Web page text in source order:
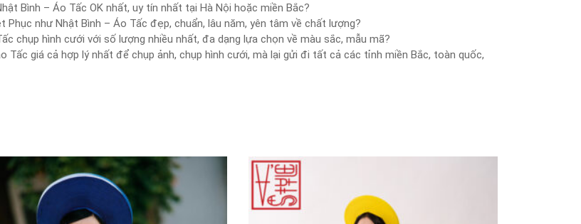
Bình – Áo Tấc OK nhất, uy tín nhất tại Hà Nội hoặc miền Bắc?
như Nhật Bình – Áo Tấc đẹp, chuẩn, lâu năm, yên tâm về chất lượng?
chụp hình cưới với số lượng nhiều nhất, đa dạng lựa chọn về màu sắc, mẫu mã?
Tấc giá cả hợp lý nhất để chụp ảnh, chụp hình cưới, mà lại gửi đi tất cả các tỉnh miền Bắc, toàn quốc,